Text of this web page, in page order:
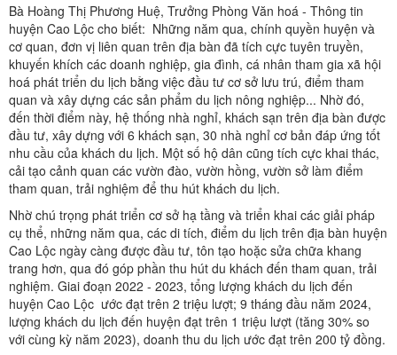
Bà Hoàng Thị Phương Huệ, Trưởng Phòng Văn hoá - Thông tin
huyện Cao Lộc cho biết: Những năm qua, chính quyền huyện và
cơ quan, đơn vị liên quan trên địa bàn đã tích cực tuyên truyền,
khuyến khích các doanh nghiệp, gia đình, cá nhân tham gia xã hội
hoá phát triển du lịch bằng việc đầu tư cơ sở lưu trú, điểm tham
quan và xây dựng các sản phẩm du lịch nông nghiệp... Nhờ đó,
đến thời điểm này, hệ thống nhà nghỉ, khách sạn trên địa bàn được
đầu tư, xây dựng với 6 khách sạn, 30 nhà nghỉ cơ bản đáp ứng tốt
nhu cầu của khách du lịch. Một số hộ dân cũng tích cực khai thác,
cải tạo cảnh quan các vườn đào, vườn hồng, vườn sở làm điểm
tham quan, trải nghiệm để thu hút khách du lịch.
Nhờ chú trọng phát triển cơ sở hạ tầng và triển khai các giải pháp
cụ thể, những năm qua, các di tích, điểm du lịch trên địa bàn huyện
Cao Lộc ngày càng được đầu tư, tôn tạo hoặc sửa chữa khang
trang hơn, qua đó góp phần thu hút du khách đến tham quan, trải
nghiệm. Giai đoạn 2022 - 2023, tổng lượng khách du lịch đến
huyện Cao Lộc ước đạt trên 2 triệu lượt; 9 tháng đầu năm 2024,
lượng khách du lịch đến huyện đạt trên 1 triệu lượt (tăng 30% so
với cùng kỳ năm 2023), doanh thu du lịch ước đạt trên 200 tỷ đồng.